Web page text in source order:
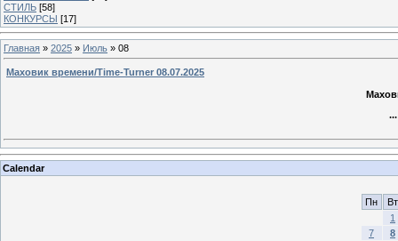
СТИЛЬ [58]
КОНКУРСЫ [17]
Главная » 2025 » Июль » 08
Маховик времени/Time-Turner 08.07.2025
Calendar
Пн
Вт
1
7
8